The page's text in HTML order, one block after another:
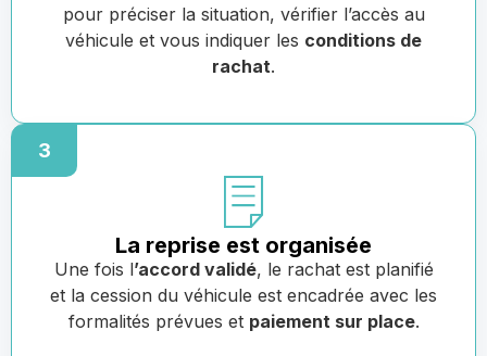
pour préciser la situation, vérifier l’accès au
véhicule et vous indiquer les conditions de
rachat.
3
La reprise est organisée
Une fois l’accord validé, le rachat est planifié
et la cession du véhicule est encadrée avec les
formalités prévues et paiement sur place.